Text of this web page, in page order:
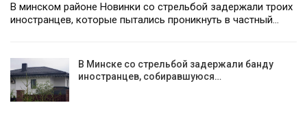
В минском районе Новинки со стрельбой задержали троих
иностранцев, которые пытались проникнуть в частный…
В Минске со стрельбой задержали банду
иностранцев, собиравшуюся…